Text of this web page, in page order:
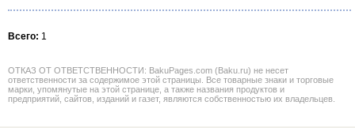
Всего: 1
ОТКАЗ ОТ ОТВЕТСТВЕННОСТИ: BakuPages.com (Baku.ru) не несет
ответственности за содержимое этой страницы. Все товарные знаки и торговые
марки, упомянутые на этой странице, а также названия продуктов и
предприятий, сайтов, изданий и газет, являются собственностью их владельцев.